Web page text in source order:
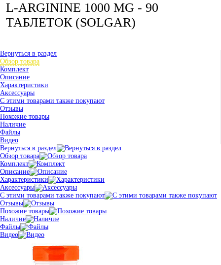
L-ARGININE 1000 MG - 90
ТАБЛЕТОК (SOLGAR)
Вернуться в раздел
Обзор товара
Комплект
Описание
Характеристики
Аксессуары
С этими товарами также покупают
Отзывы
Похожие товары
Наличие
Файлы
Видео
Вернуться в раздел
Обзор товара
Комплект
Описание
Характеристики
Аксессуары
С этими товарами также покупают
Отзывы
Похожие товары
Наличие
Файлы
Видео